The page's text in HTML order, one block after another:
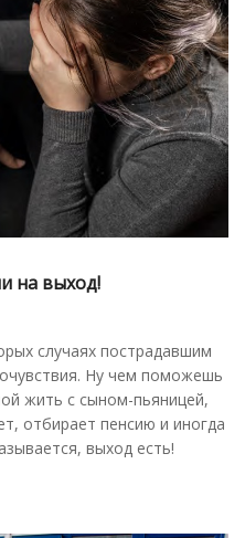
на выход!
случаях пострадавшим
Ну чем поможешь
жить с сыном-пьяницей,
отбирает пенсию и иногда
выход есть!